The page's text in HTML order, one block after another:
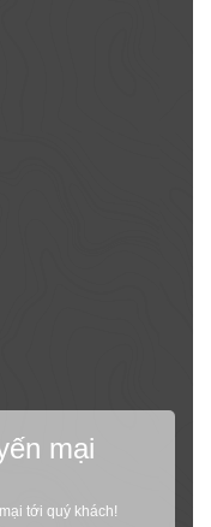
mại
tới quý khách!